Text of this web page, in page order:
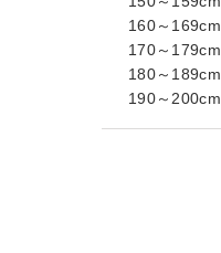
160～169cm
170～179cm
180～189cm
190～200cm